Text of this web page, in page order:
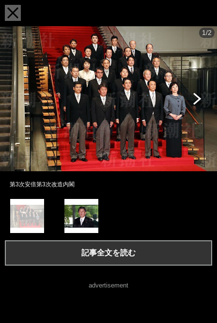
1/2
第3次安倍第3次改造内閣
記事全文を読む
advertisement